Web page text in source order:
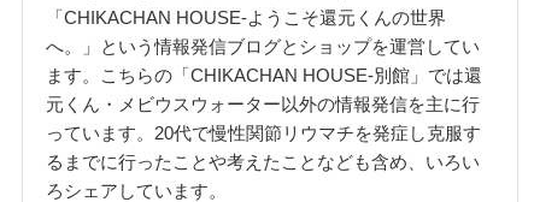
「CHIKACHAN HOUSE-ようこそ還元くんの世界
へ。」という情報発信ブログとショップを運営してい
ます。こちらの「CHIKACHAN HOUSE-別館」では還
元くん・メビウスウォーター以外の情報発信を主に行
っています。20代で慢性関節リウマチを発症し克服す
るまでに行ったことや考えたことなども含め、いろい
ろシェアしています。